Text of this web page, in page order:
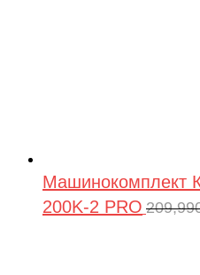
Машинокомплект
200K-2 PRO